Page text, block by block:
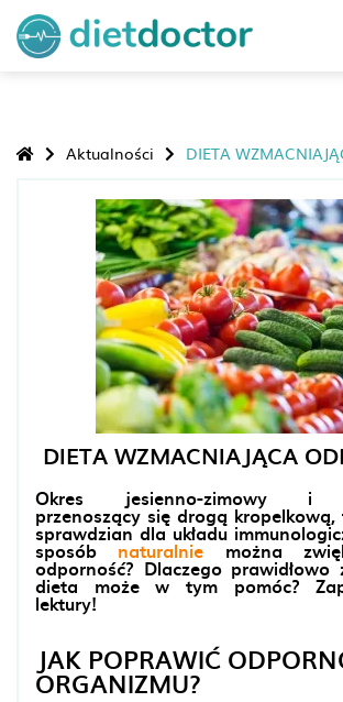
Aktualności DIETA
DIETA WZMACNIAJĄCA
Okres jesienno-zimowy i
przenoszący się drogą
sprawdzian dla układu
sposób naturalnie można
odporność? Dlaczego prawidłowo
dieta może w tym pomóc?
lektury!
JAK POPRAWIĆ
ORGANIZMU?